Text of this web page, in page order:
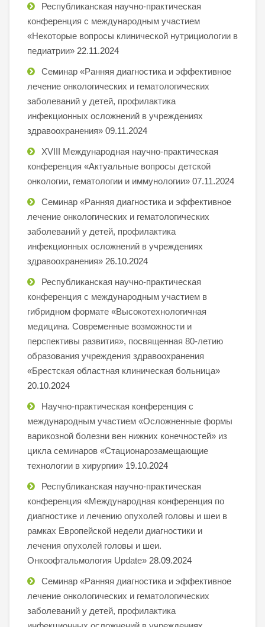
Республиканская научно-практическая
конференция с международным участием
«Некоторые вопросы клинической нутрициологии в
педиатрии» 22.11.2024
Семинар «Ранняя диагностика и эффективное
лечение онкологических и гематологических
заболеваний у детей, профилактика
инфекционных осложнений в учреждениях
здравоохранения» 09.11.2024
XVIII Международная научно-практическая
конференция «Актуальные вопросы детской
онкологии, гематологии и иммунологии» 07.11.2024
Семинар «Ранняя диагностика и эффективное
лечение онкологических и гематологических
заболеваний у детей, профилактика
инфекционных осложнений в учреждениях
здравоохранения» 26.10.2024
Республиканская научно-практическая
конференция с международным участием в
гибридном формате «Высокотехнологичная
медицина. Современные возможности и
перспективы развития», посвященная 80-летию
образования учреждения здравоохранения
«Брестская областная клиническая больница»
20.10.2024
Научно-практическая конференция с
международным участием «Осложненные формы
варикозной болезни вен нижних конечностей» из
цикла семинаров «Стационарозамещающие
технологии в хирургии» 19.10.2024
Республиканская научно-практическая
конференция «Международная конференция по
диагностике и лечению опухолей головы и шеи в
рамках Европейской недели диагностики и
лечения опухолей головы и шеи.
Онкоофтальмология Update» 28.09.2024
Семинар «Ранняя диагностика и эффективное
лечение онкологических и гематологических
заболеваний у детей, профилактика